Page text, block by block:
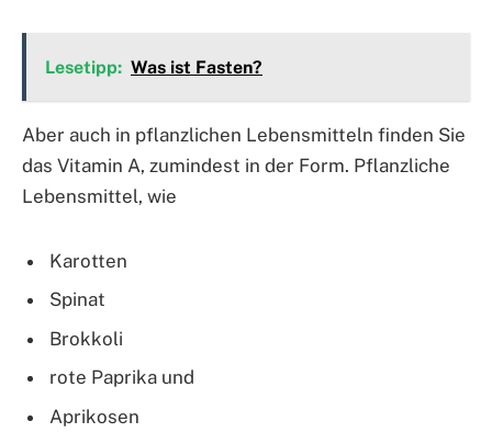
Lesetipp: Was ist Fasten?
Aber auch in pflanzlichen Lebensmitteln finden Sie
das Vitamin A, zumindest in der Form. Pflanzliche
Lebensmittel, wie
Karotten
Spinat
Brokkoli
rote Paprika und
Aprikosen